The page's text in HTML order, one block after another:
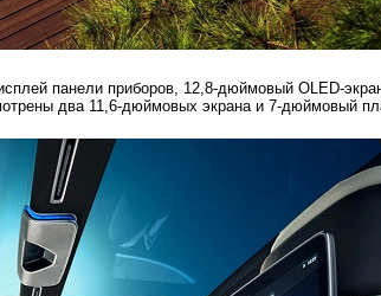
панели приборов, 12,8-дюймовый OLED-
два 11,6-дюймовых экрана и 7-дюймовый